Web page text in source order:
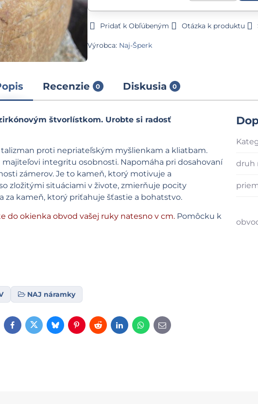
Pridať k Obľúbeným Otázka k produktu
Výrobca: Naj-Šperk
Recenzie 0 Diskusia 0
štvorlístkom. Urobte si radosť
proti nepriateľským myšlienkam a kliatbam.
majiteľovi integritu osobnosti. Napomáha pri dosahovaní
zámerov. Je to kameň, ktorý motivuje a
zložitými situáciami v živote, zmierňuje pocity
za kameň, ktorý priťahuje šťastie a bohatstvo.
do okienka obvod vašej ruky natesno v cm.Pomôcku k
NAJ náramky
druh
Facebook
TwitterBlueskyPinterest
RedditLinkedInWhatsApp
E-
mail